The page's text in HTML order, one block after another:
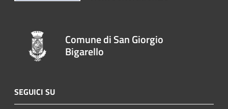
Comune di San Giorgio
Bigarello
SEGUICI SU